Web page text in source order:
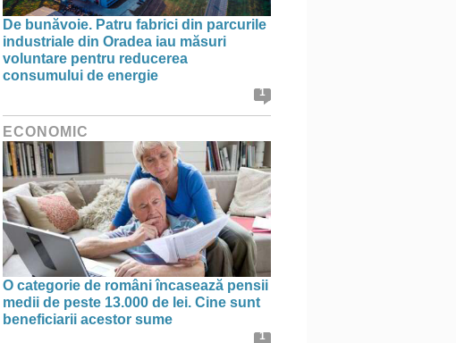
De bunăvoie. Patru fabrici din parcurile
industriale din Oradea iau măsuri
voluntare pentru reducerea
consumului de energie
1
ECONOMIC
O categorie de români încasează pensii
medii de peste 13.000 de lei. Cine sunt
beneficiarii acestor sume
1